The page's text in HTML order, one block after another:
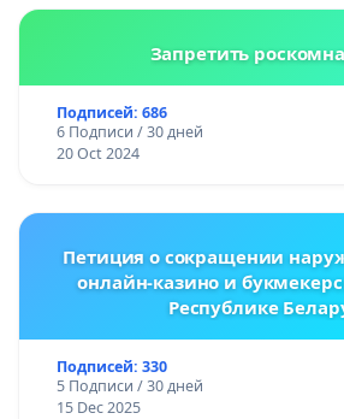
Запретить
Подписей: 686
6 Подписи / 30 дней
20 Oct 2024
Петиция о сокращении
онлайн-казино и
Республике
Подписей: 330
5 Подписи / 30 дней
15 Dec 2025